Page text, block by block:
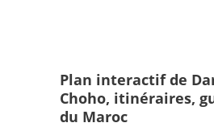
Plan interactif de
Choho, itinéraires,
du Maroc